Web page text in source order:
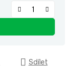
Sdílet